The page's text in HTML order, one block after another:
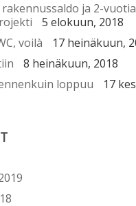
ja 2-
5 elokuun, 2018
voilà
17 heinäkuun,
8 heinäkuun, 2018
loppuu
17